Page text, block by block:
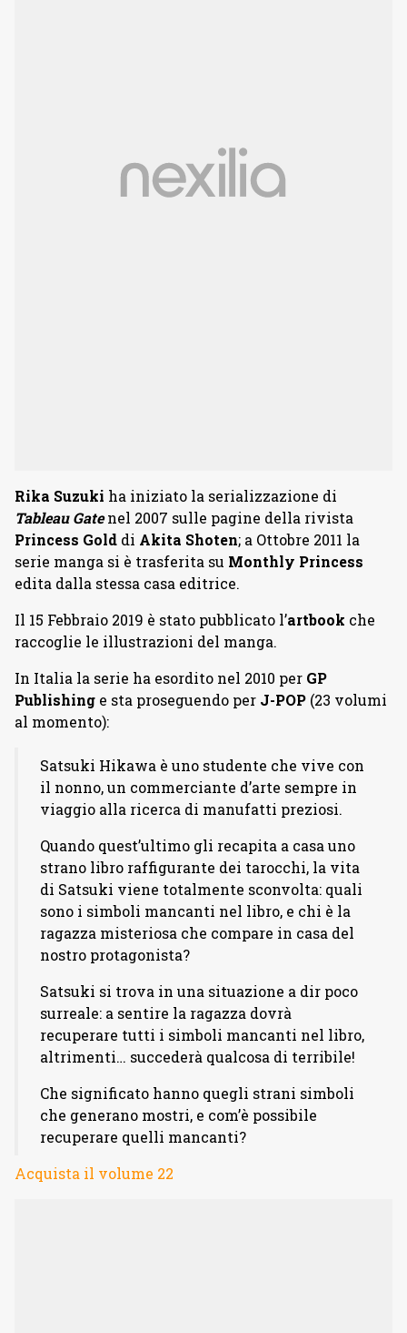
Rika Suzuki ha iniziato la serializzazione di
Tableau Gatenel 2007 sulle pagine della rivista
Princess Gold di Akita Shoten; a Ottobre 2011 la
serie manga si è trasferita su Monthly Princess
edita dalla stessa casa editrice.
Il 15 Febbraio 2019 è stato pubblicato l’artbook che
raccoglie le illustrazioni del manga.
In Italia la serie ha esordito nel 2010 per GP
Publishing e sta proseguendo per J-POP (23 volumi
al momento):
Satsuki Hikawa è uno studente che vive con
il nonno, un commerciante d’arte sempre in
viaggio alla ricerca di manufatti preziosi.
Quando quest’ultimo gli recapita a casa uno
strano libro raffigurante dei tarocchi, la vita
di Satsuki viene totalmente sconvolta: quali
sono i simboli mancanti nel libro, e chi è la
ragazza misteriosa che compare in casa del
nostro protagonista?
Satsuki si trova in una situazione a dir poco
surreale: a sentire la ragazza dovrà
recuperare tutti i simboli mancanti nel libro,
altrimenti… succederà qualcosa di terribile!
Che significato hanno quegli strani simboli
che generano mostri, e com’è possibile
recuperare quelli mancanti?
Acquista il volume 22